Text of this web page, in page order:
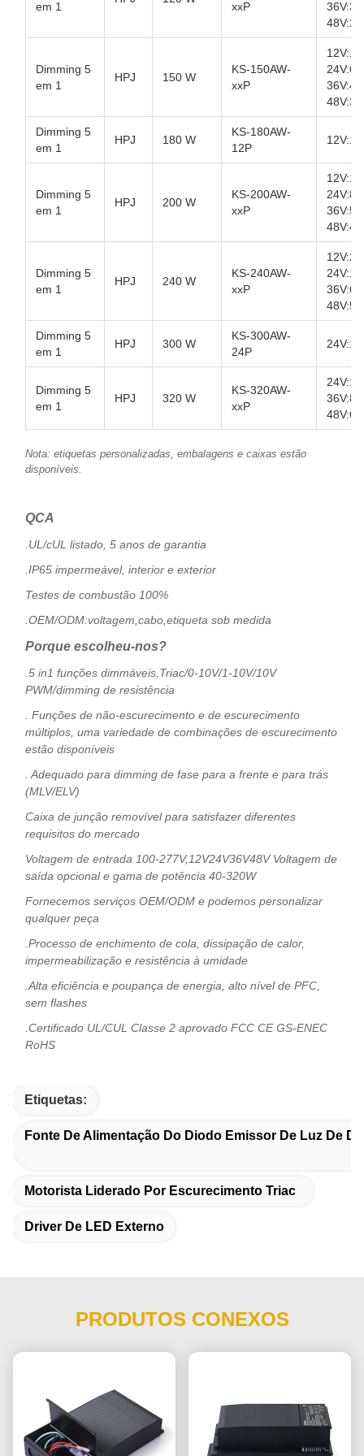
em 1 xxP
Dimming 5
em 1
HPJ 150 W
KS-150AW-
xxP
Dimming 5
em 1
HPJ 180 W
KS-180AW-
12P
Dimming 5
em 1
HPJ 200 W
KS-200AW-
xxP
Dimming 5
em 1
HPJ 240 W
KS-240AW-
xxP
48V:5A
Dimming 5
em 1
HPJ 300 W
KS-300AW-
24P
Dimming 5
em 1
HPJ 320 W
KS-320AW-
xxP
Nota: etiquetas personalizadas, embalagens e caixas estão
disponíveis.
QCA
.UL/cUL listado, 5 anos de garantia
.IP65 impermeável, interior e exterior
Testes de combustão 100%
.OEM/ODM:voltagem,cabo,etiqueta sob medida
Porque escolheu-nos?
.5 in1 funções dimmáveis,Triac/0-10V/1-10V/10V
PWM/dimming de resistência
. Funções de não-escurecimento e de escurecimento
múltiplos, uma variedade de combinações de escurecimento
estão disponíveis
. Adequado para dimming de fase para a frente e para trás
(MLV/ELV)
Caixa de junção removível para satisfazer diferentes
requisitos do mercado
Voltagem de entrada 100-277V,12V24V36V48V Voltagem de
saída opcional e gama de potência 40-320W
Fornecemos serviços OEM/ODM e podemos personalizar
qualquer peça
.Processo de enchimento de cola, dissipação de calor,
impermeabilização e resistência à umidade
.Alta eficiência e poupança de energia, alto nível de PFC,
sem flashes
.Certificado UL/CUL Classe 2 aprovado FCC CE GS-ENEC
RoHS
Etiquetas:
Fonte De Alimentação Do Diodo Emissor De Luz De
Motorista Liderado Por Escurecimento Triac
Driver De LED Externo
PRODUTOS CONEXOS